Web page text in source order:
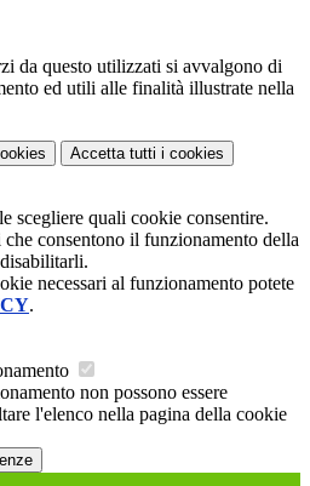
da questo utilizzati si avvalgono di
ed utili alle finalità illustrate nella
Accetta tutti i cookies
scegliere quali cookie consentire.
consentono il funzionamento della
necessari al funzionamento potete
.
non possono essere
l'elenco nella pagina della cookie